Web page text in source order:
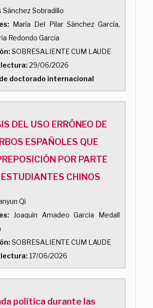
Sánchez Sobradillo
María Del Pilar Sánchez García,
Redondo Garcia
SOBRESALIENTE CUM LAUDE
lectura: 29/06/2026
doctorado internacional
DEL USO ERRÓNEO DE
ESPAÑOLES QUE
POR PARTE
ESTUDIANTES CHINOS
Qi
Joaquin Amadeo Garcia Medall
SOBRESALIENTE CUM LAUDE
lectura: 17/06/2026
política durante las